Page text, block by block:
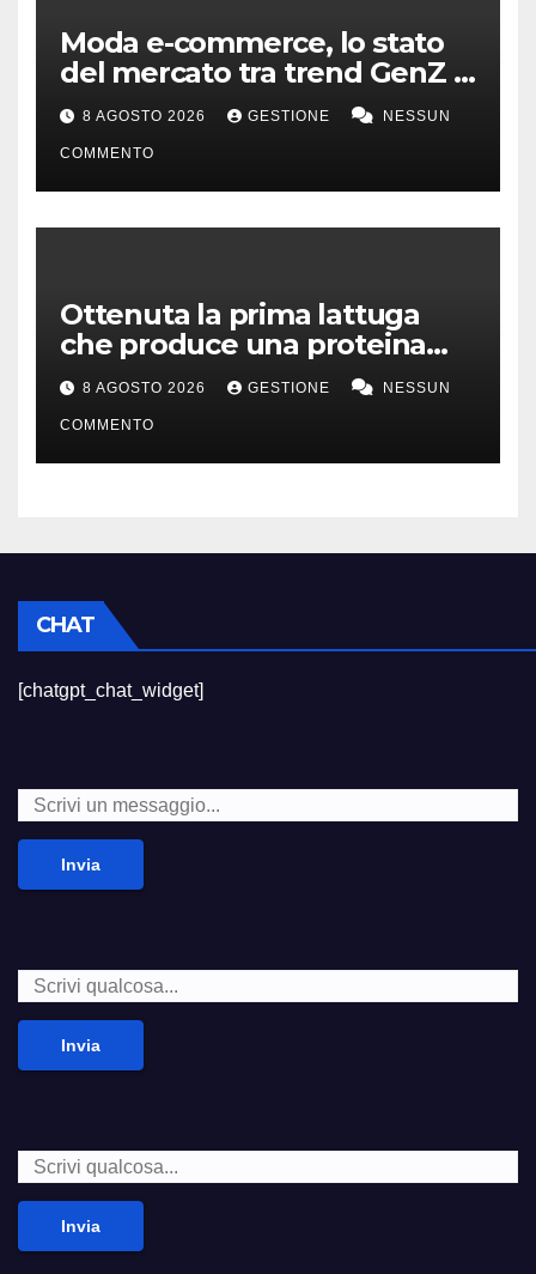
Moda e-commerce, lo stato
del mercato tra trend GenZ e
second hand
8 AGOSTO 2026 GESTIONE NESSUN
COMMENTO
Ottenuta la prima lattuga
che produce una proteina
chiave della carne
8 AGOSTO 2026 GESTIONE NESSUN
COMMENTO
CHAT
[chatgpt_chat_widget]
Invia
Invia
Invia